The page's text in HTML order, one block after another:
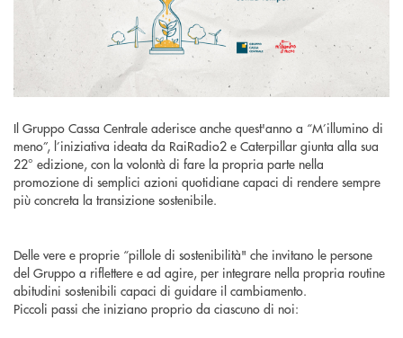
Il Gruppo Cassa Centrale aderisce anche quest'anno a “M’illumino di
meno”, l’iniziativa ideata da RaiRadio2 e Caterpillar giunta alla sua
22° edizione, con la volontà di fare la propria parte nella
promozione di semplici azioni quotidiane capaci di rendere sempre
più concreta la transizione sostenibile.
Delle vere e proprie “pillole di sostenibilità" che invitano le persone
del Gruppo a riflettere e ad agire, per integrare nella propria routine
abitudini sostenibili capaci di guidare il cambiamento.
Piccoli passi che iniziano proprio da ciascuno di noi: